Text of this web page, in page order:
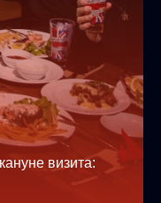
визита: